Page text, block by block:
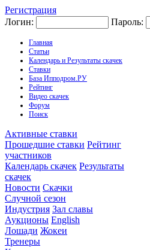
Регистрация
Логин:
Пароль:
Главная
Статьи
Календарь и Результаты скачек
Ставки
База Ипподром.РУ
Рейтинг
Видео скачек
Форум
Поиск
Активные ставки
Прошедшие ставки Рейтинг
участников
Календарь скачек Результаты
скачек
Новости Скачки
Случной сезон
Индустрия Зал славы
Аукционы English
Лошади Жокеи
Тренеры